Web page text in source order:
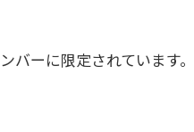
バーに限定されています。